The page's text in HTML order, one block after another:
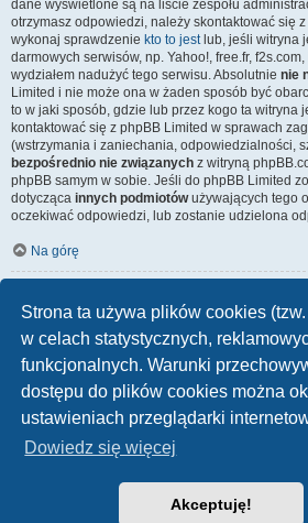
Strona ta używa plików cookies
w celach statystycznych,
funkcjonalnych. Warunki
dostępu do plików cookies można
ustawieniach przeglądarki
Dowiedz się więcej
Akceptuję!
dane wyświetlone są na liście zespołu
otrzymasz odpowiedzi, należy skontaktować się
wykonaj sprawdzenie kto to jestlub, jeśli witryna
darmowych serwisów, np. Yahoo!, free.fr,
wydziałem nadużyć tego serwisu. Absolutnie nie
Limited i nie może ona w żaden sposób być
to w jaki sposób, gdzie lub przez kogo ta witryna
kontaktować się z phpBB Limited w sprawach
(wstrzymania i zaniechania, odpowiedzialności,
bezpośrednio nie związanych z witryną
phpBB samym w sobie. Jeśli do phpBB Limited
dotycząca innych podmiotówużywających tego
oczekiwać odpowiedzi, lub zostanie udzielona
Na górę
Wszyscy użytkownicy witryny mogą używać –
przez administratora witryny – formularza
mogą także używać odnośnika „Zespół
Na górę
Technologię dostarczaphpBB® Forum